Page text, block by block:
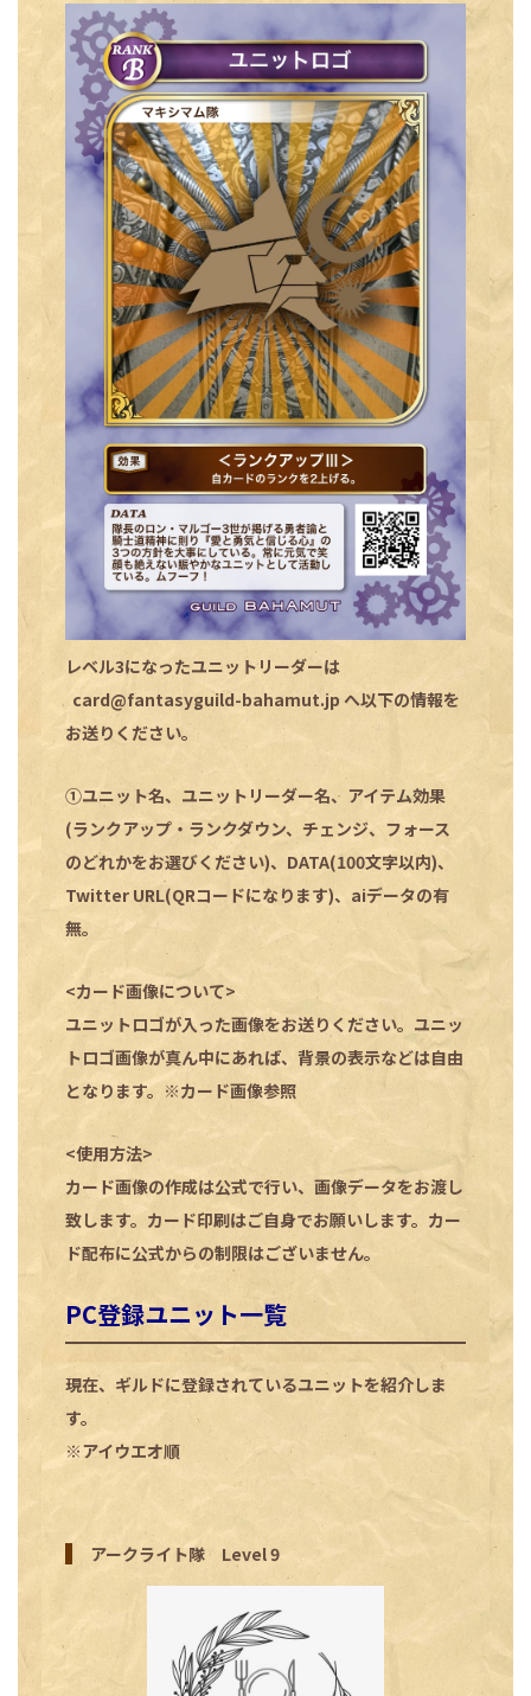
レベル3になったユニットリーダーは
card@fantasyguild-bahamut.jp へ以下の情報を
お送りください。
①ユニット名、ユニットリーダー名、アイテム効果
(ランクアップ・ランクダウン、チェンジ、フォース
のどれかをお選びください)、DATA(100文字以内)、
Twitter URL(QRコードになります)、aiデータの有
無。
<カード画像について>
ユニットロゴが入った画像をお送りください。ユニッ
トロゴ画像が真ん中にあれば、背景の表示などは自由
となります。※カード画像参照
<使用方法>
カード画像の作成は公式で行い、画像データをお渡し
致します。カード印刷はご自身でお願いします。カー
ド配布に公式からの制限はございません。
PC登録ユニット一覧
現在、ギルドに登録されているユニットを紹介しま
す。
※アイウエオ順
アークライト隊 Level 9